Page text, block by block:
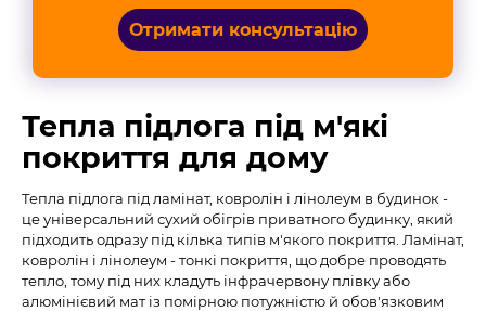
Отримати консультацію
Тепла підлога під м'які
покриття для дому
Тепла підлога під ламінат, ковролін і лінолеум в будинок -
це універсальний сухий обігрів приватного будинку, який
підходить одразу під кілька типів м'якого покриття. Ламінат,
ковролін і лінолеум - тонкі покриття, що добре проводять
тепло, тому під них кладуть інфрачервону плівку або
алюмінієвий мат із помірною потужністю й обов'язковим